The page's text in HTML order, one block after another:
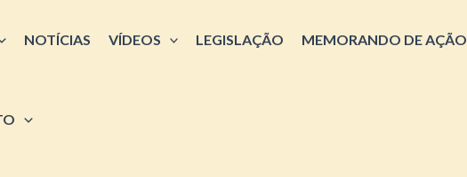
NOTÍCIAS VÍDEOS LEGISLAÇÃO MEMORANDO DE AÇÃO